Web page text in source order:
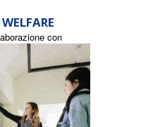
con